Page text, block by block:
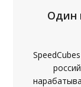
Один